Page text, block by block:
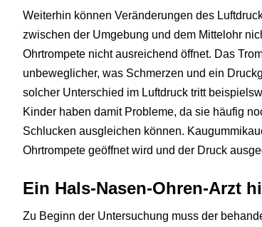
Weiterhin können Veränderungen des
zwischen der Umgebung und dem Mittelohr
Ohrtrompete nicht ausreichend öffnet. Das
unbeweglicher, was Schmerzen und ein
solcher Unterschied im Luftdruck tritt
Kinder haben damit Probleme, da sie häufig
Schlucken ausgleichen können.
Ohrtrompete geöffnet wird und der Druck
Ein Hals-Nasen-Ohren-Arzt
Zu Beginn der Untersuchung muss der